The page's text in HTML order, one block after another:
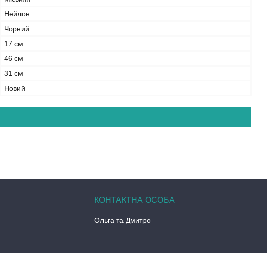
Нейлон
Чорний
17 см
46 см
31 см
Новий
Ольга та Дмитро